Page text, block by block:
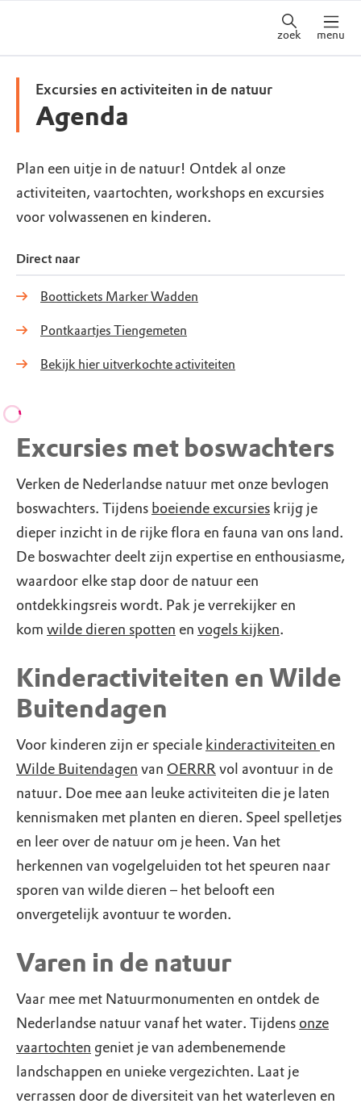
zoek menu
Excursies en activiteiten in de natuur
Agenda
Plan een uitje in de natuur! Ontdek al onze
activiteiten, vaartochten, workshops en excursies
voor volwassenen en kinderen.
Direct naar
Boottickets Marker Wadden
Pontkaartjes Tiengemeten
Bekijk hier uitverkochte activiteiten
Excursies met boswachters
Verken de Nederlandse natuur met onze bevlogen
boswachters. Tijdens boeiende excursies krijg je
dieper inzicht in de rijke flora en fauna van ons land.
De boswachter deelt zijn expertise en enthousiasme,
waardoor elke stap door de natuur een
ontdekkingsreis wordt. Pak je verrekijker en
kom wilde dieren spotten en vogels kijken.
Kinderactiviteiten en Wilde
Buitendagen
Voor kinderen zijn er speciale kinderactiviteiten en
Wilde Buitendagen van OERRRvol avontuur in de
natuur. Doe mee aan leuke activiteiten die je laten
kennismaken met planten en dieren. Speel spelletjes
en leer over de natuur om je heen. Van het
herkennen van vogelgeluiden tot het speuren naar
sporen van wilde dieren – het belooft een
onvergetelijk avontuur te worden.
Varen in de natuur
Vaar mee met Natuurmonumenten en ontdek de
Nederlandse natuur vanaf het water. Tijdens onze
vaartochten geniet je van adembenemende
landschappen en unieke vergezichten. Laat je
verrassen door de diversiteit van het waterleven en